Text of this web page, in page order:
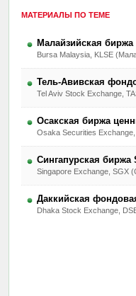
МАТЕРИАЛЫ ПО ТЕМЕ
Малайзийская биржа
Bursa Malaysia, KLSE
Тель-Авивская
Tel Aviv Stock Exchange,
Осакская биржа
Osaka Securities
Сингапурская биржа
Singapore Exchange, SGX
Даккийская
Dhaka Stock Exchange,